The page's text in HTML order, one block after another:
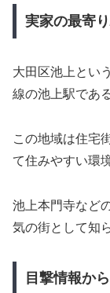
実家の最寄
大田区池上とい
線の池上駅であ
この地域は住宅
て住みやすい環
池上本門寺など
気の街として知
目撃情報か